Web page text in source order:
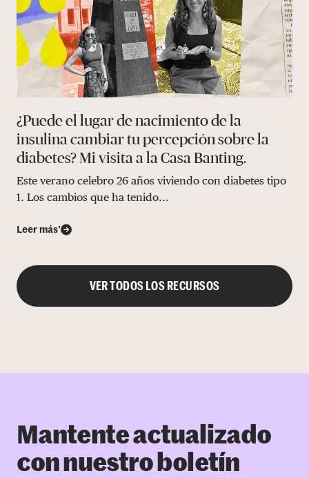
¿Puede el lugar de nacimiento de la
insulina cambiar tu percepción sobre la
diabetes? Mi visita a la Casa Banting.
Este verano celebro 26 años viviendo con diabetes tipo
1. Los cambios que ha tenido...
Leer más’
VER TODOS LOS RECURSOS
Mantente actualizado
con nuestro boletín